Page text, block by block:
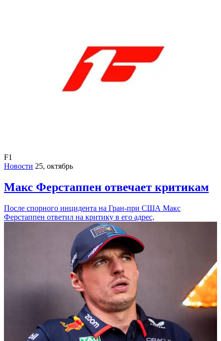
F1
Новости 25, октябрь
Макс Ферстаппен отвечает критикам
После спорного инцидента на Гран-при США Макс
Ферстаппен ответил на критику в его адрес,